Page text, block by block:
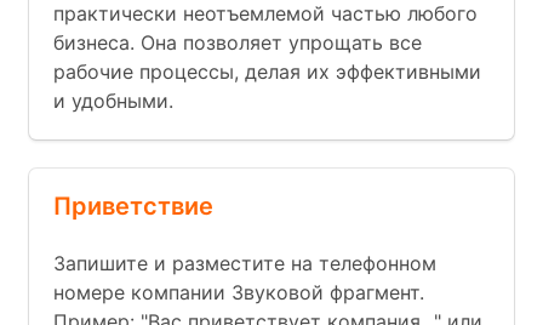
практически неотъемлемой частью любого
бизнеса. Она позволяет упрощать все
рабочие процессы, делая их эффективными
и удобными.
Приветствие
Запишите и разместите на телефонном
номере компании Звуковой фрагмент.